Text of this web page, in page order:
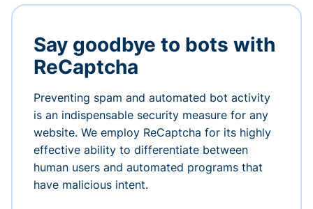
Say goodbye to bots with
ReCaptcha
Preventing spam and automated bot activity
is an indispensable security measure for any
website. We employ ReCaptcha for its highly
effective ability to differentiate between
human users and automated programs that
have malicious intent.